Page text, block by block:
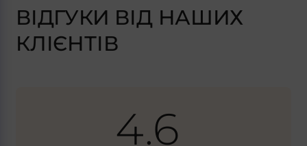
ВІДГУКИ ВІД НАШИХ
КЛІЄНТІВ
4.6